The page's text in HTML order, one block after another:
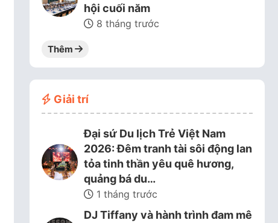
hội cuối năm
8 tháng trước
Thêm
Giải trí
Đại sứ Du lịch Trẻ Việt Nam
2026: Đêm tranh tài sôi động lan
tỏa tinh thần yêu quê hương,
quảng bá du…
1 tháng trước
DJ Tiffany và hành trình đam mê